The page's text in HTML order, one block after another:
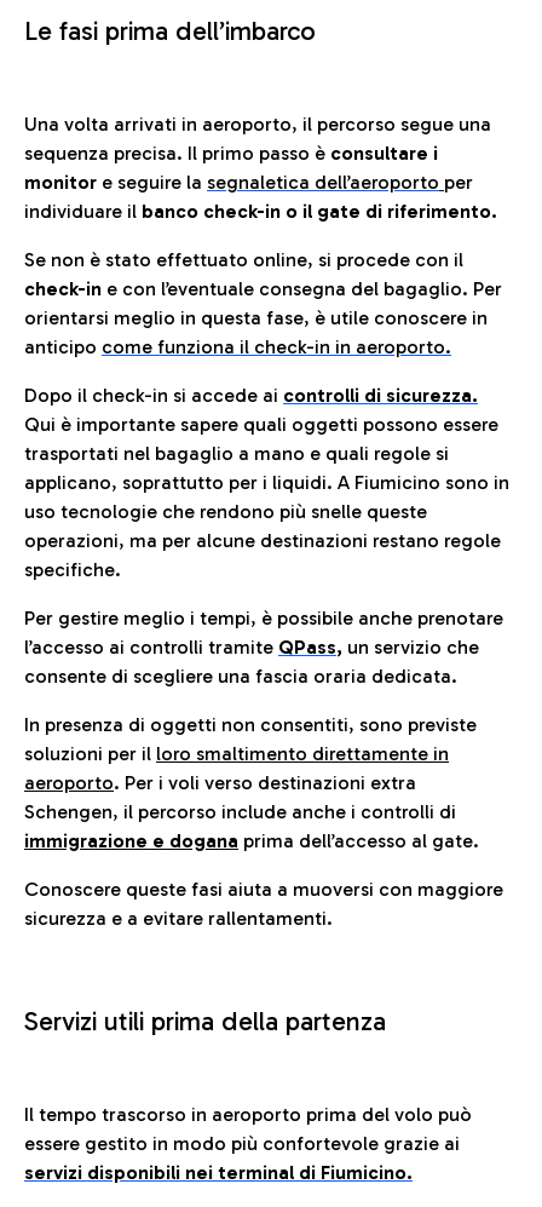
Le fasi prima dell’imbarco
Una volta arrivati in aeroporto, il percorso segue una
sequenza precisa. Il primo passo è consultare i
monitor e seguire la segnaletica dell’aeroporto per
individuare il banco check-in o il gate di riferimento.
Se non è stato effettuato online, si procede con il
check-in e con l’eventuale consegna del bagaglio. Per
orientarsi meglio in questa fase, è utile conoscere in
anticipo come funziona il check-in in aeroporto.
Dopo il check-in si accede ai controlli di sicurezza.
Qui è importante sapere quali oggetti possono essere
trasportati nel bagaglio a mano e quali regole si
applicano, soprattutto per i liquidi. A Fiumicino sono in
uso tecnologie che rendono più snelle queste
operazioni, ma per alcune destinazioni restano regole
specifiche.
Per gestire meglio i tempi, è possibile anche prenotare
l’accesso ai controlli tramite QPass, un servizio che
consente di scegliere una fascia oraria dedicata.
In presenza di oggetti non consentiti, sono previste
soluzioni per il loro smaltimento direttamente in
aeroporto. Per i voli verso destinazioni extra
Schengen, il percorso include anche i controlli di
immigrazione e dogana prima dell’accesso al gate.
Conoscere queste fasi aiuta a muoversi con maggiore
sicurezza e a evitare rallentamenti.
Servizi utili prima della partenza
Il tempo trascorso in aeroporto prima del volo può
essere gestito in modo più confortevole grazie ai
servizi disponibili nei terminal di Fiumicino.